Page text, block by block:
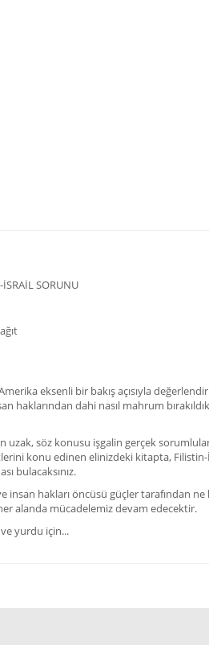
SORUNU
eksenli bir bakış açısıyla
haklarından dahi nasıl mahrum
söz konusu işgalin gerçek
konu edinen elinizdeki kitapta,
bulacaksınız.
hakları öncüsü güçler tarafından ne
alanda mücadelemiz devam edecektir.
yurdu için...